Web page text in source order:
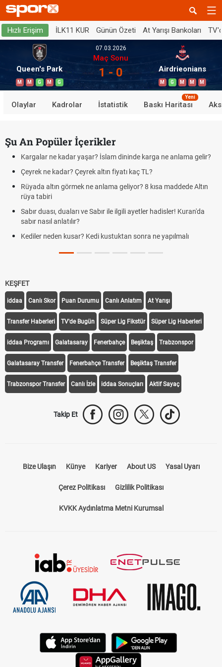
Hızlı Erişim İLK11 KUR Günün Özeti At Yarışı Bankoları
Queen's Park
M M G M G
07.03.2026
Maç Sonu
1 - 0 Airdrieonians
M G M M M
Olaylar Kadrolar İstatistik Baskı Haritası
Yeni
Şu An Popüler İçerikler
Kargalar ne kadar yaşar? İslam dininde karga ne anlama gelir?
Çeyrek ne kadar? Çeyrek altın fiyatı kaç TL?
Rüyada altın görmek ne anlama geliyor? 8 kısa maddede Altın
rüya tabiri
Sabır duası, duaları ve Sabır ile ilgili ayetler hadisler! Kuran'da
sabır nasıl anlatılır?
Kediler neden kusar? Kedi kustuktan sonra ne yapılmalı
KEŞFET
iddaa Canlı Skor Puan Durumu Canlı Anlatım At Yarışı
Transfer Haberleri TV'de Bugün Süper Lig Fikstür Süper Lig Haberleri
iddaa Programı Galatasaray Fenerbahçe Beşiktaş Trabzonspor
Galatasaray Transfer Fenerbahçe Transfer Beşiktaş Transfer
Trabzonspor Transfer Canlı İzle iddaa Sonuçları Aktif Sayaç
Takip Et
Bize Ulaşın Künye Kariyer About US Yasal Uyarı
Çerez Politikası Gizlilik Politikası
KVKK Aydınlatma Metni Kurumsal